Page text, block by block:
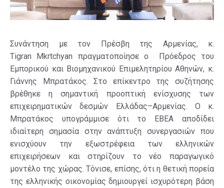
Συνάντηση με τον Πρέσβη της Αρμενίας, κ.
Tigran Mkrtchyan πραγματοποίησε ο Πρόεδρος του
Εμπορικού και Βιομηχανικού Επιμελητηρίου Αθηνών, κ.
Γιάννης Μπρατάκος. Στο επίκεντρο της συζήτησης
βρέθηκε η σημαντική προοπτική ενίσχυσης των
επιχειρηματικών δεσμών Ελλάδας–Αρμενίας. Ο κ.
Μπρατάκος υπογράμμισε ότι το ΕΒΕΑ αποδίδει
ιδιαίτερη σημασία στην ανάπτυξη συνεργασιών που
ενισχύουν την εξωστρέφεια των ελληνικών
επιχειρήσεων και στηρίζουν το νέο παραγωγικό
μοντέλο της χώρας. Τόνισε, επίσης, ότι η θετική πορεία
της ελληνικής οικονομίας δημιουργεί ισχυρότερη βάση